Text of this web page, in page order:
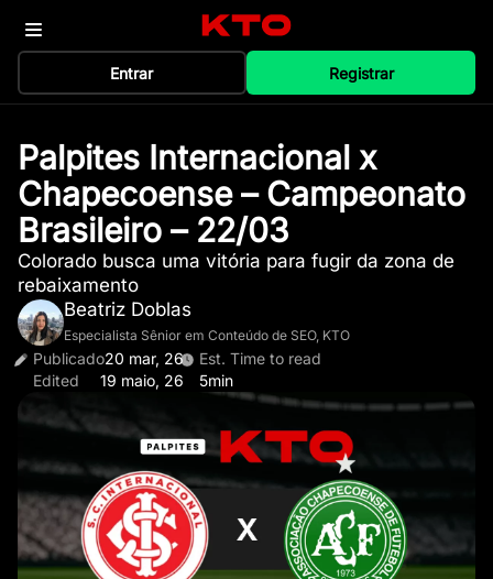
Entrar Registrar
Palpites Internacional x
Chapecoense – Campeonato
Brasileiro – 22/03
Colorado busca uma vitória para fugir da zona de
rebaixamento
Beatriz Doblas
Especialista Sênior em Conteúdo de SEO, KTO
Publicado20 mar, 26
Edited
19 maio, 26
Est. Time to read
5min